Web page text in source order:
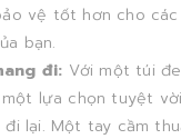
vệ tốt hơn cho
bạn.
đi: Với một túi
lựa chọn tuyệt
lại. Một tay cầm